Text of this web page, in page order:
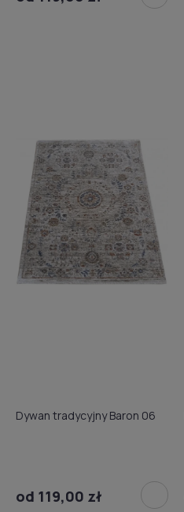
Dywan tradycyjny Baron 06
od 119,00 zł